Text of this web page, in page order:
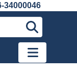
34000046
"Zoeken
"Toggle